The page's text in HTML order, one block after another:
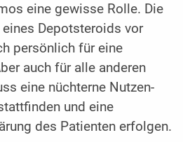
eine gewisse Rolle. Die
Depotsteroids vor
persönlich für eine
auch für alle anderen
eine nüchterne Nutzen-
und eine
des Patienten erfolgen.